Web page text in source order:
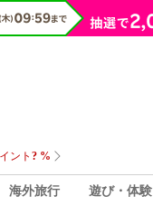
海外旅行 遊び・体験